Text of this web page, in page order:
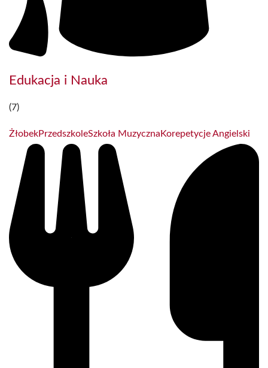
Edukacja i Nauka
(7)
ŻłobekPrzedszkoleSzkoła Muzyczna Korepetycje Angielski